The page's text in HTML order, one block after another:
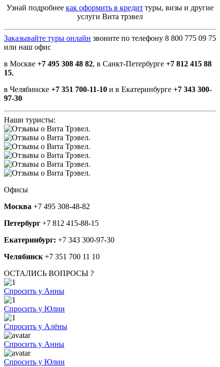
Узнай подробнее как оформить в кредит туры, визы и другие
услуги Вита трэвел
Заказывайте туры онлайн звоните по телефону 8 800 775 09 75
или наш офис
в Москве +7 495 308 48 82, в Санкт-Петербурге +7 812 415 88
15,
в Челябинске +7 351 700-11-10 и в Екатеринбурге +7 343 300-
97-30
Наши туристы:
Офисы
Москва +7 495 308-48-82
Петербург +7 812 415-88-15
Екатеринбург: +7 343 300-97-30
Челябинск +7 351 700 11 10
ОСТАЛИСЬ ВОПРОСЫ ?
Спросить у Анны
Спросить у Юлии
Спросить у Алёны
Спросить у Анны
Спросить у Юлии